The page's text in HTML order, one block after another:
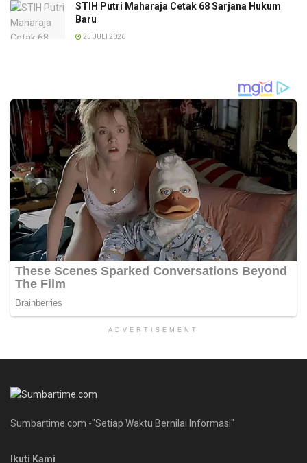
STIH Putri Maharaja Cetak 68 Sarjana Hukum
Baru
25 JULI 2026
ADVERTISEMENT
Sumbartime.com -"Setiap Waktu Bernilai Informasi"
Ikuti Kami